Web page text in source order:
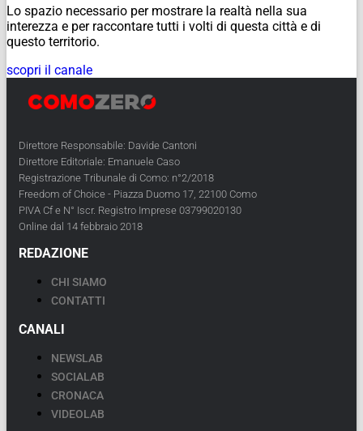
Lo spazio necessario per mostrare la realtà nella sua
interezza e per raccontare tutti i volti di questa città e di
questo territorio.
scopri il canale
Direttore Responsabile: Davide Cantoni
Direttore Editoriale: Emanuele Caso
Registrazione Tribunale di Como: n°2/2018
Freedom of Choice - Piazza Duomo 17, 22100 Como
PIVA Cf e N° Iscr. Registro Imprese 03799020130
Online dal 14 febbraio 2018
REDAZIONE
CHI SIAMO
CONTATTI
CANALI
NEWSLAB
SOCIALAB
CRONACA
VIDEOLAB